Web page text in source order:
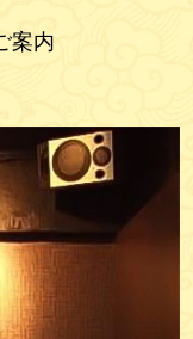
案内